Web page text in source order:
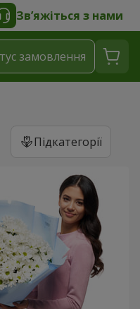
Зв’яжіться з нами
замовлення
Підкатегорії